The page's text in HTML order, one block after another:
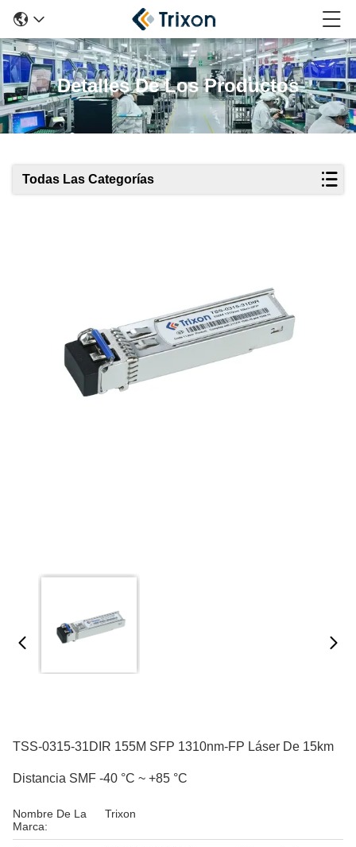
Detalles De Los Productos
Todas Las Categorías
TSS-0315-31DIR 155M SFP 1310nm-FP Láser De 15km
Distancia SMF -40 °C ~ +85 °C
Nombre De La
Marca:
Trixon